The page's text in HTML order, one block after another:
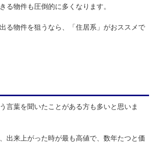
る物件も圧倒的に多くなります。
る物件を狙うなら、「住居系」がおススメで
言葉を聞いたことがある方も多いと思いま
出来上がった時が最も高値で、数年たつと価